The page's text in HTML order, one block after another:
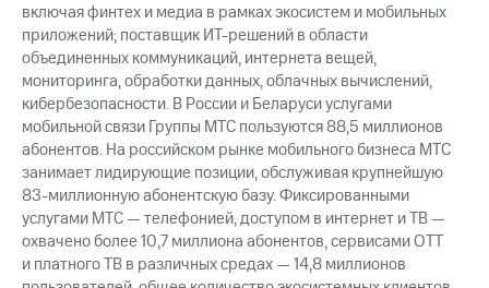
включая финтех и медиа в рамках экосистем и мобильных
приложений; поставщик ИТ-решений в области
объединенных коммуникаций, интернета вещей,
мониторинга, обработки данных, облачных вычислений,
кибербезопасности. В России и Беларуси услугами
мобильной связи Группы МТС пользуются 88,5 миллионов
абонентов. На российском рынке мобильного бизнеса МТС
занимает лидирующие позиции, обслуживая крупнейшую
83-миллионную абонентскую базу. Фиксированными
услугами МТС — телефонией, доступом в интернет и ТВ —
охвачено более 10,7 миллиона абонентов, сервисами OTT
и платного ТВ в различных средах — 14,8 миллионов